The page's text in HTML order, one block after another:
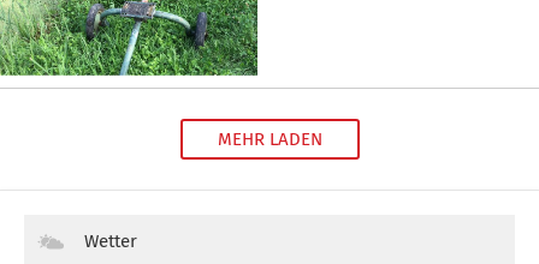
MEHR LADEN
Wetter